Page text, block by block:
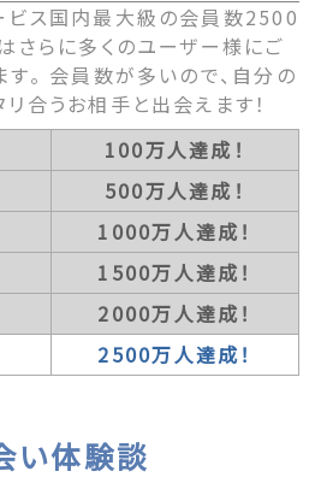
ビス国内最大級の会員数2500
さらに多くのユーザー様にご
。 会員数が多いので、自分の
合うお相手と出会えます！
100万人達成！
500万人達成！
1000万人達成！
1500万人達成！
2000万人達成！
2500万人達成！
い体験談